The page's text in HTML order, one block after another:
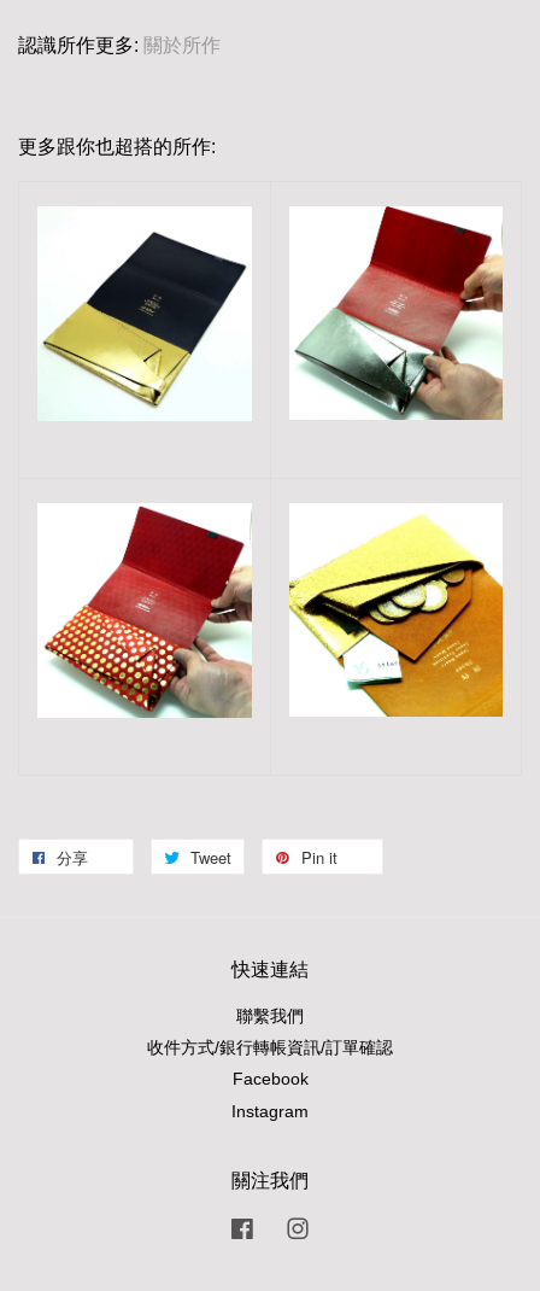
認識所作更多: 關於所作
更多跟你也超搭的所作:
分享 Tweet Pin it
快速連結
聯繫我們
收件方式/銀行轉帳資訊/訂單確認
Facebook
Instagram
關注我們
Facebook